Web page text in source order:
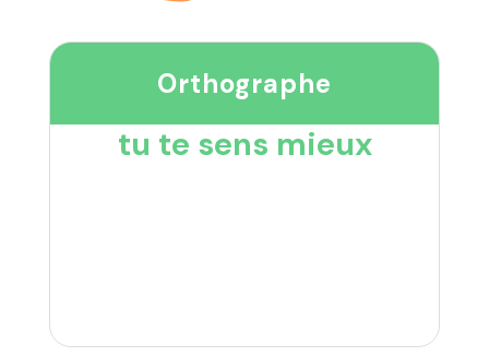
Orthographe
tu te sens mieux